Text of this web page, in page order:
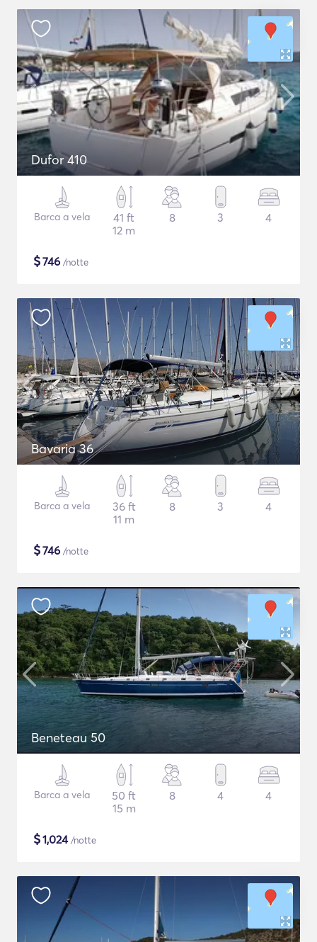
Dufor 410
Barca a vela
41 ft
12 m
8 3 4
$746 /notte
Bavaria 36
Barca a vela
36 ft
11 m
8 3 4
$746 /notte
Beneteau 50
Barca a vela
50 ft
15 m
8 4 4
$1,024/notte